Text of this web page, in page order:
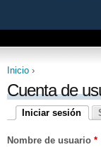
Se encuentra
Inicio ›
Cuenta de
Solapas
Iniciar sesión
Nombre de usuario *